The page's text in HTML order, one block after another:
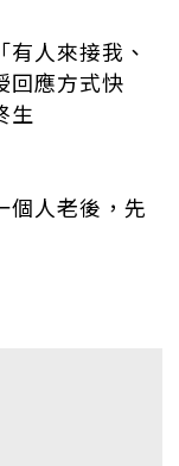
人來接我、
回應方式快
生
個人老後，先